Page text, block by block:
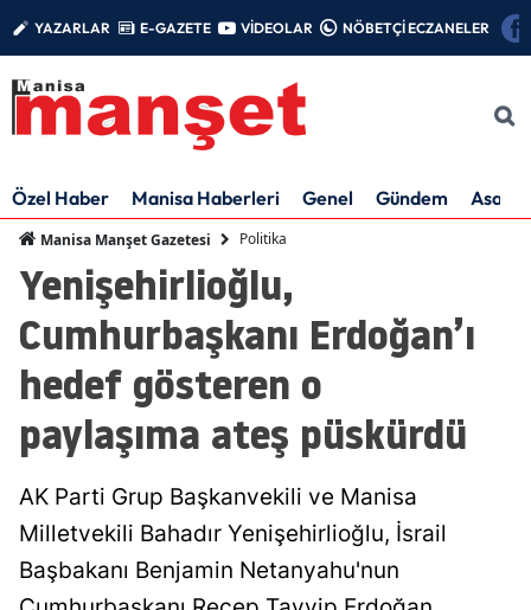
YAZARLAR E-GAZETE VİDEOLAR NÖBETÇİ ECZANELER
Özel Haber Manisa Haberleri Genel Gündem Asayiş
Manisa Manşet Gazetesi Politika
Yenişehirlioğlu,
Cumhurbaşkanı Erdoğan’ı
hedef gösteren o
paylaşıma ateş püskürdü
AK Parti Grup Başkanvekili ve Manisa
Milletvekili Bahadır Yenişehirlioğlu, İsrail
Başbakanı Benjamin Netanyahu'nun